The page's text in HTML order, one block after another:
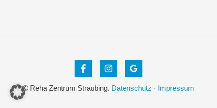
© Reha Zentrum Straubing. Datenschutz · Impressum